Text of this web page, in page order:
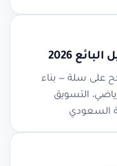
2026
على سلة — بناء
التسويق
السعودي